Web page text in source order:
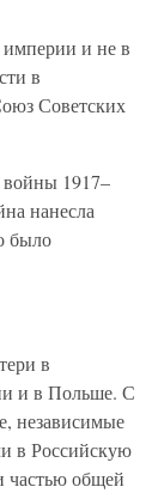
и не в
в
Советских
войны 1917–
нанесла
было
в
и в Польше. С
независимые
в Российскую
частью общей